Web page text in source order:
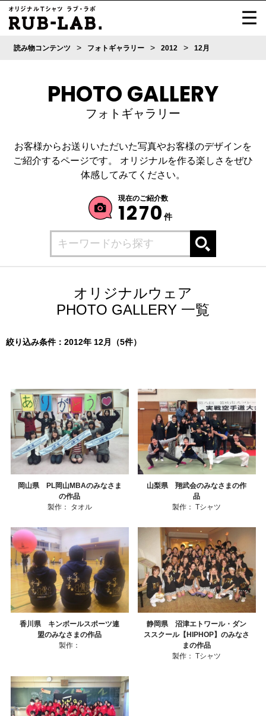
読み物コンテンツ > フォトギャラリー > 2012 > 12月
PHOTO GALLERY
フォトギャラリー
お客様からお送りいただいた写真やお客様のデザインを
ご紹介するページです。
オリジナルを作る楽しさをぜひ
体感してみてください。
現在のご紹介数
1270 件
オリジナルウェア
PHOTO GALLERY 一覧
絞り込み条件：2012年 12月（5件）
岡山県 PL岡山MBAのみなさま
の作品
製作：
タオル
山梨県 翔武会のみなさまの作
品
製作： Tシャツ
香川県 キンボールスポーツ連
盟のみなさまの作品
製作：
静岡県 沼津エトワール・ダン
ススクール【HIPHOP】のみなさ
まの作品
製作： Tシャツ